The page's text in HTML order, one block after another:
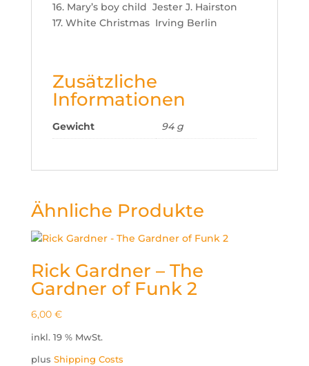
16. Mary’s boy child Jester J. Hairston
17. White Christmas Irving Berlin
Zusätzliche
Informationen
Gewicht 94 g
Ähnliche Produkte
Rick Gardner – The
Gardner of Funk 2
6,00 €
inkl. 19 % MwSt.
plus Shipping Costs